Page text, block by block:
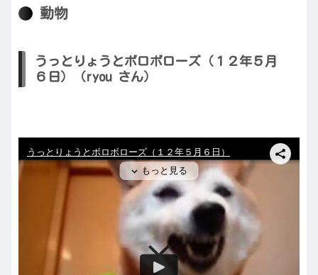
動物
うっとりょうとボロボローズ（１２年５月
６日）（ryou さん）